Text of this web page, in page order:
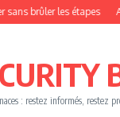
les étapes Accès
: restez informés, restez